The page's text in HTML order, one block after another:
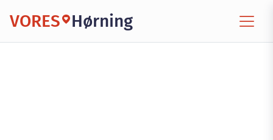
VORES Hørning